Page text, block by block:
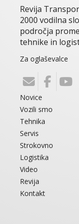
Revija
2000 vodilna
področja
tehnike in
Za oglaševalce
Novice
Vozili smo
Tehnika
Servis
Strokovno
Logistika
Video
Revija
Kontakt